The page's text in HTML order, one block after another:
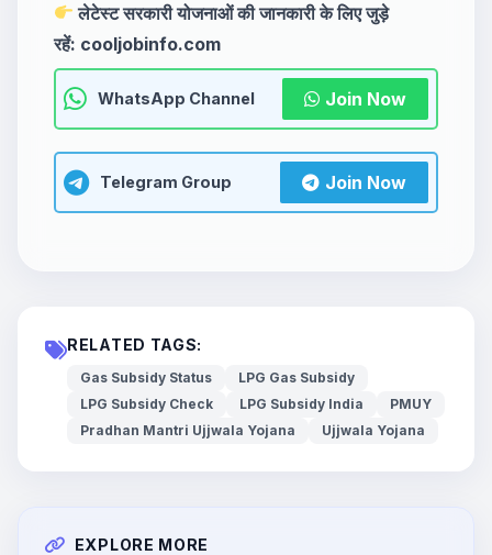
लेटेस्ट सरकारी योजनाओं की जानकारी के लिए जुड़े
रहें: cooljobinfo.com
WhatsApp Channel Join Now
Telegram Group Join Now
RELATED TAGS:
Gas Subsidy Status
LPG Gas Subsidy
LPG Subsidy Check
LPG Subsidy India
PMUY
Pradhan Mantri Ujjwala Yojana
Ujjwala Yojana
EXPLORE MORE